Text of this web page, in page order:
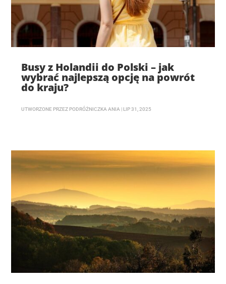
Busy z Holandii do Polski – jak
wybrać najlepszą opcję na powrót
do kraju?
UTWORZONE PRZEZ PODRÓŻNICZKA ANIA LIP 31, 2025